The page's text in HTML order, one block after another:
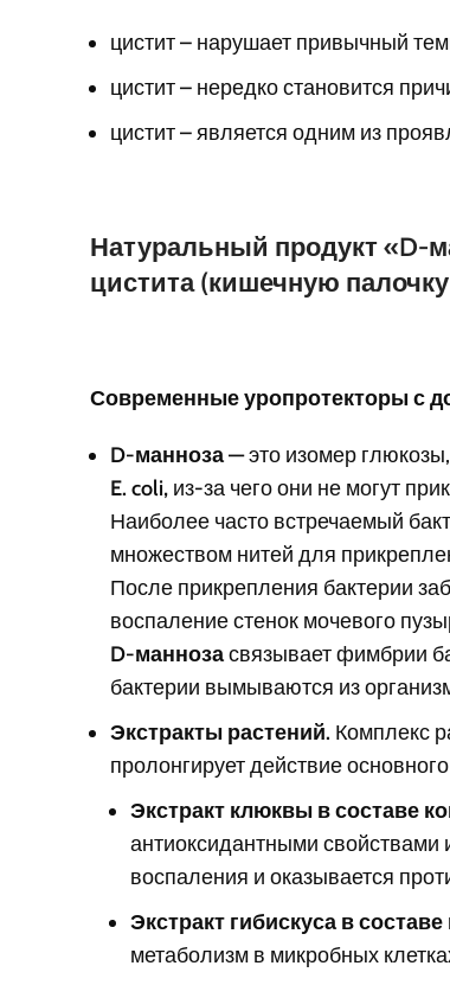
цистит – нарушает привычный
цистит – нередко становится
цистит – является одним из
Натуральный продукт «D-
цистита (кишечную
Современные уропротекторы с
D-манноза —это изомер
E. coli, из-за чего они не могут
Наиболее часто встречаемый
множеством нитей для
После прикрепления бактерии
воспаление стенок мочевого
D-маннозасвязывает фимбрии
бактерии вымываются из
Экстракты растений. Комплекс
пролонгирует действие
Экстракт клюквы в составе
антиоксидантными
воспаления и оказывается
Экстракт гибискуса в
метаболизм в микробных